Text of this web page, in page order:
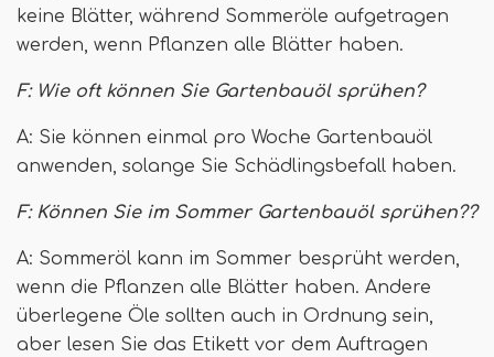
keine Blätter, während Sommeröle aufgetragen
werden, wenn Pflanzen alle Blätter haben.
F: Wie oft können Sie Gartenbauöl sprühen?
A: Sie können einmal pro Woche Gartenbauöl
anwenden, solange Sie Schädlingsbefall haben.
F: Können Sie im Sommer Gartenbauöl sprühen??
A: Sommeröl kann im Sommer besprüht werden,
wenn die Pflanzen alle Blätter haben. Andere
überlegene Öle sollten auch in Ordnung sein,
aber lesen Sie das Etikett vor dem Auftragen